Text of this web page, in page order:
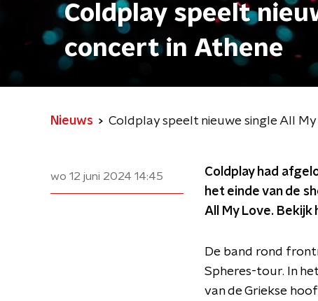
Coldplay speelt
concert in Athene
Nieuws Coldplay speelt nieuwe single All
wo 12 juni 2024 14:45
Coldplay had
het einde van de
All My Love.
De band rond
Spheres-tour. In
van de Griekse